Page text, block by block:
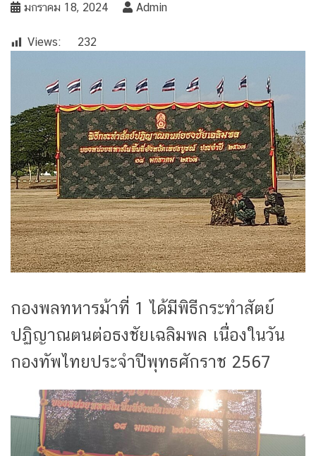
มกราคม 18, 2024 Admin
Views: 232
กองพลทหารม้าที่ 1 ได้มีพิธีกระทำสัตย์
ปฏิญาณตนต่อธงชัยเฉลิมพล เนื่องในวัน
กองทัพไทยประจำปีพุทธศักราช 2567